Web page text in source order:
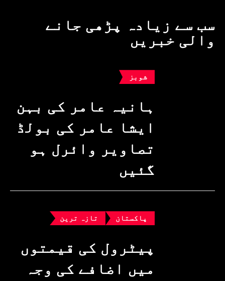
سب سے زیادہ پڑھی جانے
والی خبریں
شوبز
ہانیہ عامر کی بہن
ایشا عامر کی بولڈ
تصاویر وائرل ہو
گئیں
پاکستان تازہ ترین
پیٹرول کی قیمتوں
میں اضافے کی وجہ